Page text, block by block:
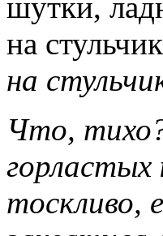
шутки,
на
на
Что,
горластых
тоскливо,